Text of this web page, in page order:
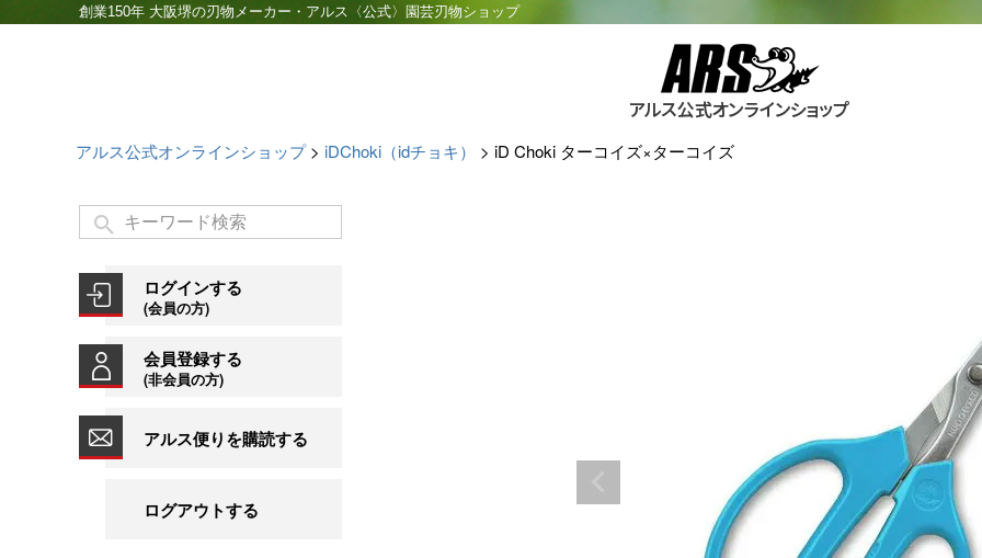
創業150年 大阪堺の刃物メーカー・アルス〈公式〉園芸刃物ショップ
アルス公式オンラインショップ iDChoki（idチョキ） iD Choki ターコイズ×ターコイズ
ログインする
(会員の方)
会員登録する
(非会員の方)
アルス便りを購読する
ログアウトする